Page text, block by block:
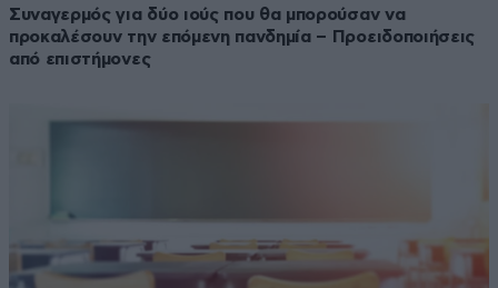
Συναγερμός για δύο ιούς που θα μπορούσαν να
προκαλέσουν την επόμενη πανδημία – Προειδοποιήσεις
από επιστήμονες